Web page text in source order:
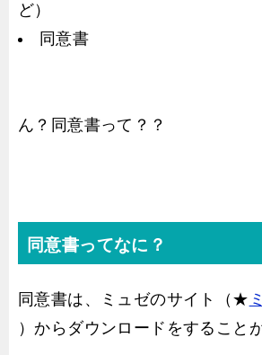
ど）
同意書
ん？同意書って？？
同意書ってなに？
同意書は、ミュゼのサイト（★
）からダウンロードをすること